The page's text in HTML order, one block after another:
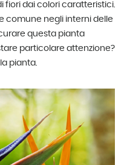
fiori dai colori caratteristici.
comune negli interni delle
questa pianta
particolare attenzione?
pianta.